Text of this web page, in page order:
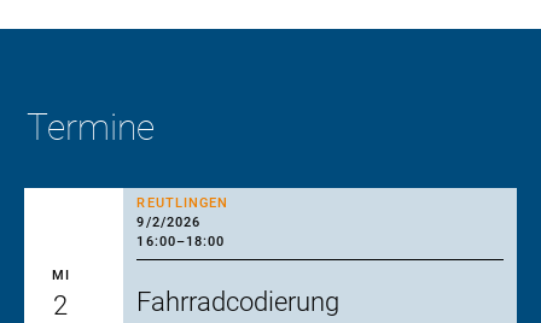
Termine
REUTLINGEN
9/2/2026
16:00–18:00
MI
2 Fahrradcodierung